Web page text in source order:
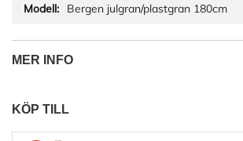
Bergen julgran/plastgran 180cm
MER INFO
KÖP TILL